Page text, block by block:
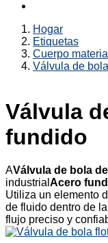
Hogar
Etiquetas
Cuerpo material
Válvula de
Válvula
fundido
AVálvula de bola
industrial Acero
Utiliza un elemento
de fluido dentro de
flujo preciso y